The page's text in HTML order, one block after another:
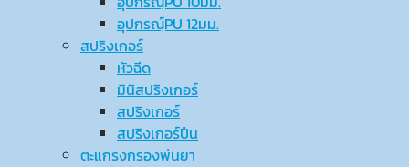
อุปกรณ์ฺPU 12มม.
สปริงเกอร์
หัวฉีด
มินิสปริงเกอร์
สปริงเกอร์
สปริงเกอร์ปืน
ตะแกรงกรองพ่นยา